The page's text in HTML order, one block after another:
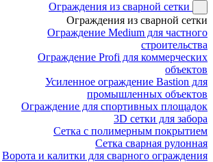
Ограждения из сварной сетки
Ограждения из сварной сетки
Ограждение Medium для частного
строительства
Ограждение Profi для коммерческих
объектов
Усиленное ограждение Bastion для
промышленных объектов
Ограждение для спортивных площадок
3D сетки для забора
Сетка с полимерным покрытием
Сетка сварная рулонная
Ворота и калитки для сварного ограждения